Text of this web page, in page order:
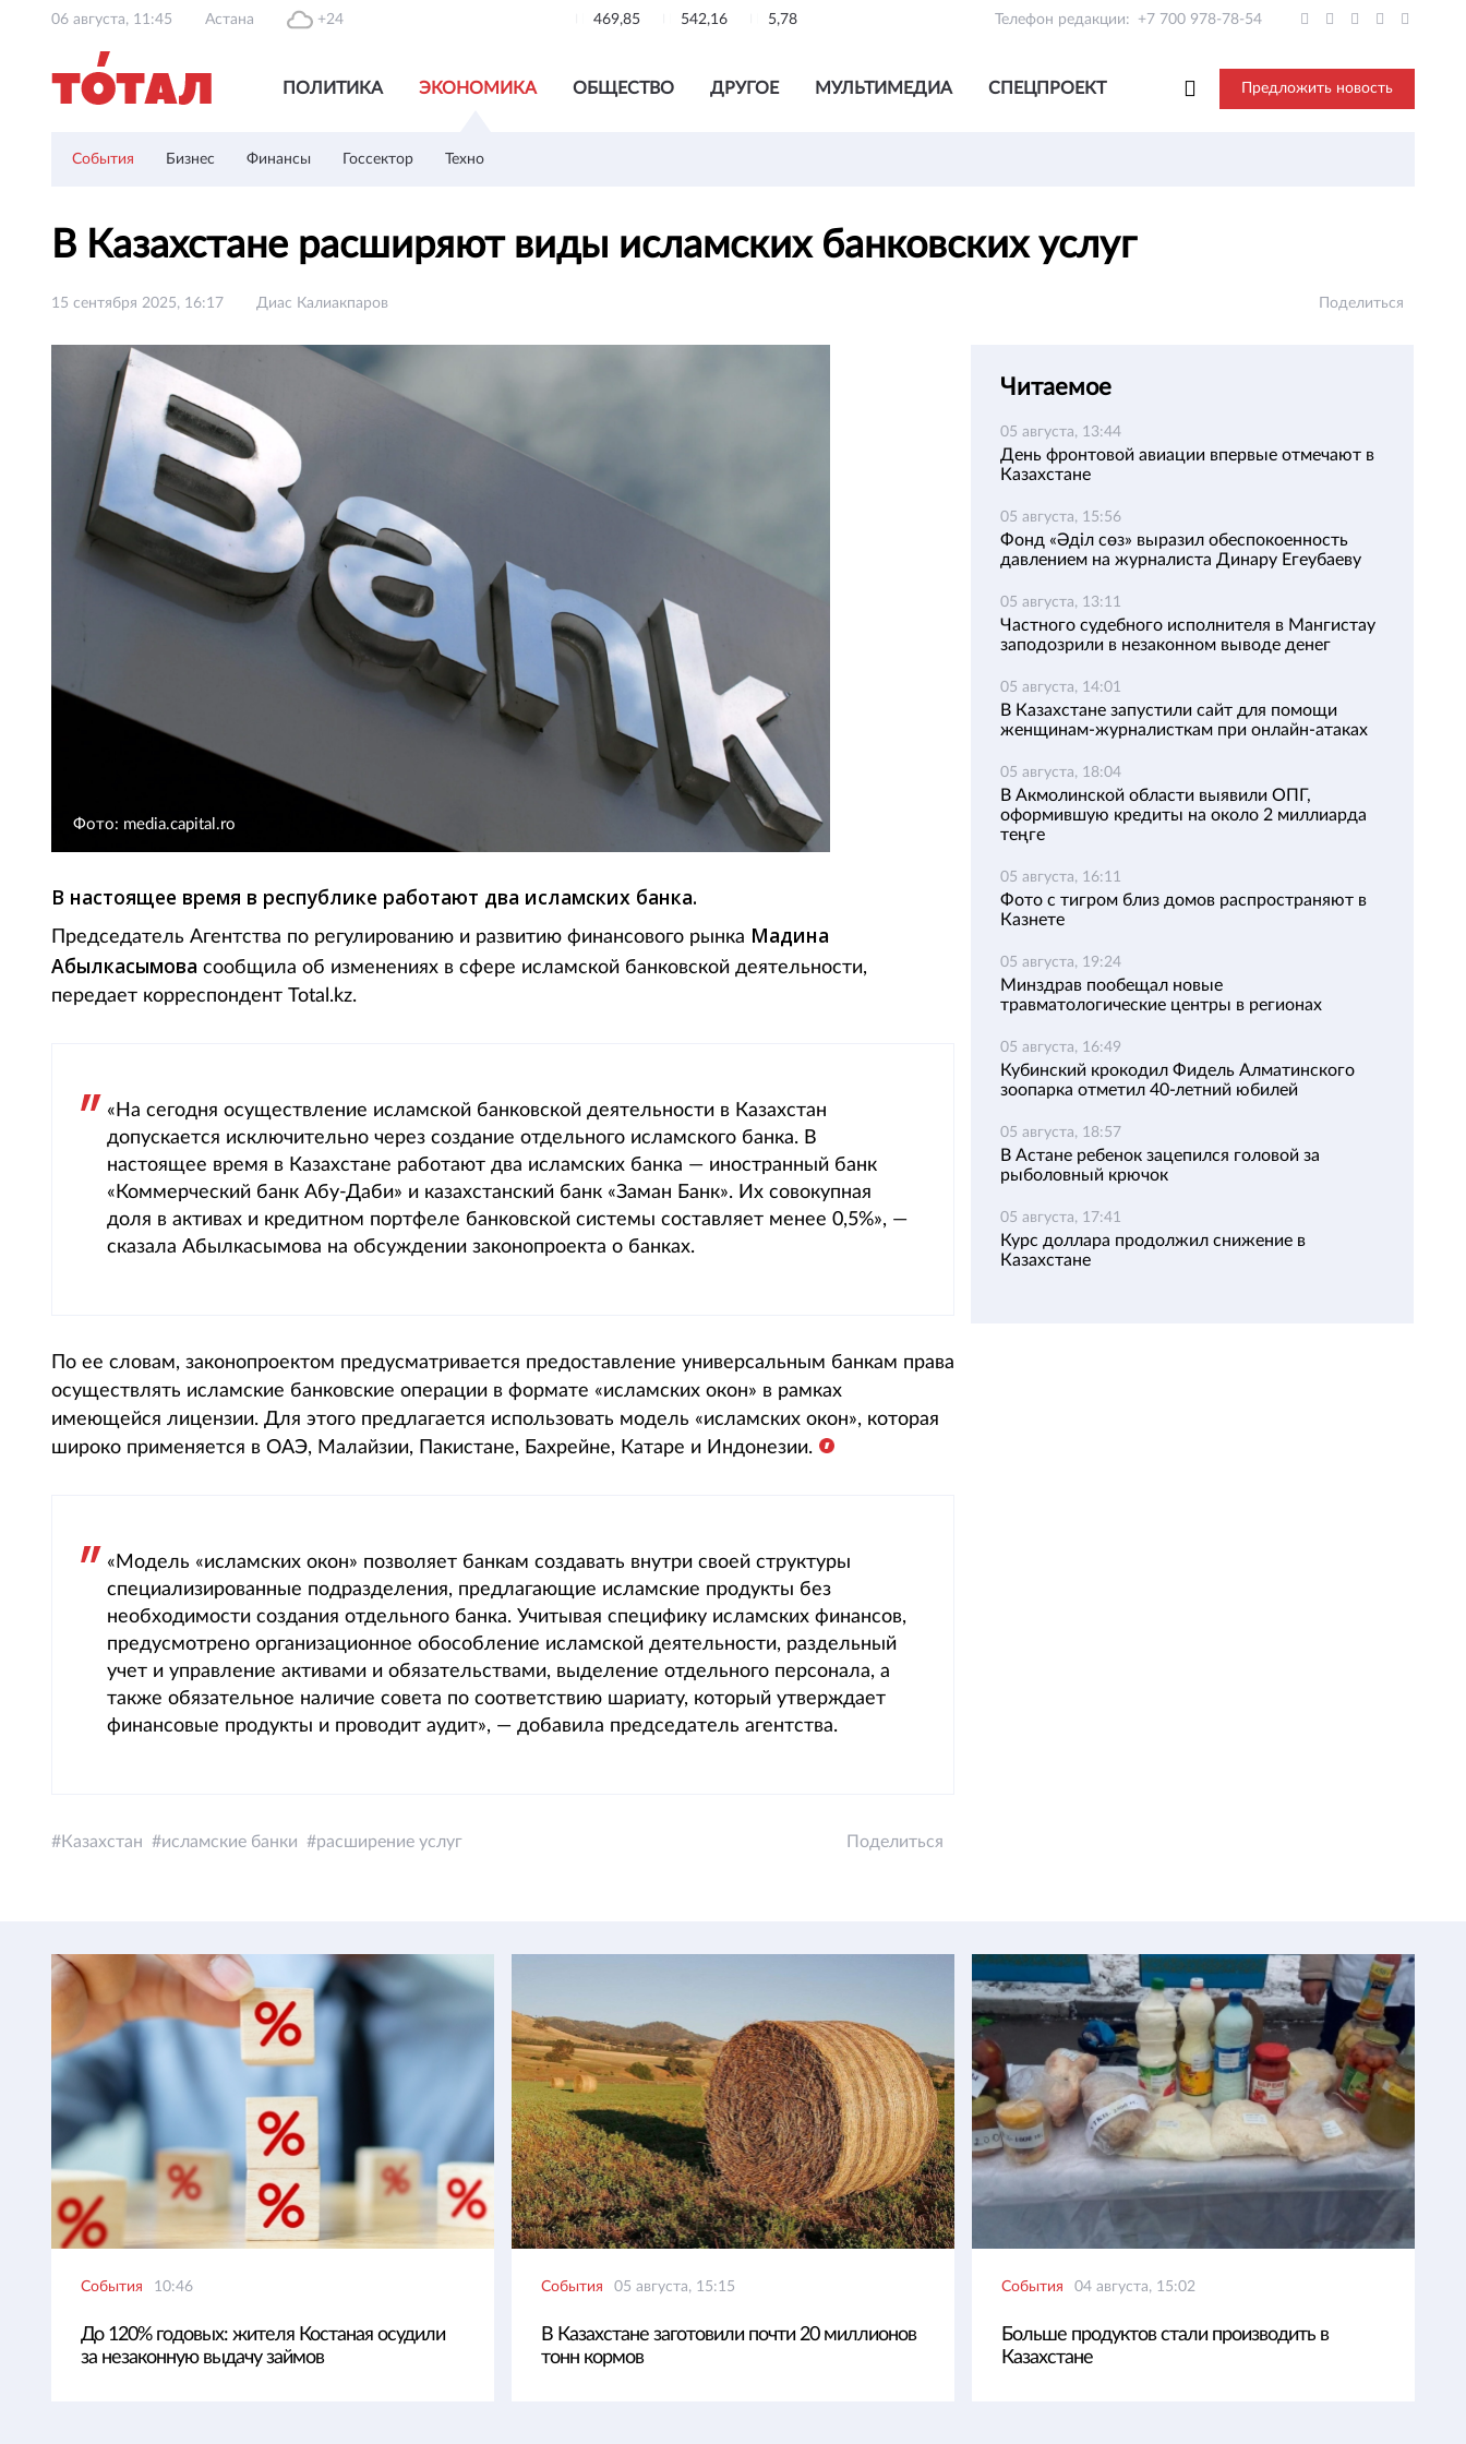
06 августа, 11:45 Астана +24 469,85 542,16 5,78 Телефон редакции: +7 700 978-78-54
ПОЛИТИКА ЭКОНОМИКА ОБЩЕСТВО ДРУГОЕ МУЛЬТИМЕДИА СПЕЦПРОЕКТ Предложить новость
События Бизнес Финансы Госсектор Техно
В Казахстане расширяют виды исламских банковских услуг
15 сентября 2025, 16:17 Диас Калиакпаров Поделиться
Фото: media.capital.ro
В настоящее время в республике работают два исламских банка.
Председатель Агентства по регулированию и развитию финансового рынка Мадина
Абылкасымова сообщила об изменениях в сфере исламской банковской деятельности,
передает корреспондент Total.kz.
«На сегодня осуществление исламской банковской деятельности в Казахстан
допускается исключительно через создание отдельного исламского банка. В
настоящее время в Казахстане работают два исламских банка — иностранный банк
«Коммерческий банк Абу-Даби» и казахстанский банк «Заман Банк». Их совокупная
доля в активах и кредитном портфеле банковской системы составляет менее 0,5%», —
сказала Абылкасымова на обсуждении законопроекта о банках.
По ее словам, законопроектом предусматривается предоставление универсальным банкам права
осуществлять исламские банковские операции в формате «исламских окон» в рамках
имеющейся лицензии. Для этого предлагается использовать модель «исламских окон», которая
широко применяется в ОАЭ, Малайзии, Пакистане, Бахрейне, Катаре и Индонезии.
«Модель «исламских окон» позволяет банкам создавать внутри своей структуры
специализированные подразделения, предлагающие исламские продукты без
необходимости создания отдельного банка. Учитывая специфику исламских финансов,
предусмотрено организационное обособление исламской деятельности, раздельный
учет и управление активами и обязательствами, выделение отдельного персонала, а
также обязательное наличие совета по соответствию шариату, который утверждает
финансовые продукты и проводит аудит», — добавила председатель агентства.
Казахстан исламские банки расширение услуг Поделиться
Читаемое
05 августа, 13:44
День фронтовой авиации впервые отмечают в
Казахстане
05 августа, 15:56
Фонд «Әділ сөз» выразил обеспокоенность
давлением на журналиста Динару Егеубаеву
05 августа, 13:11
Частного судебного исполнителя в Мангистау
заподозрили в незаконном выводе денег
05 августа, 14:01
В Казахстане запустили сайт для помощи
женщинам-журналисткам при онлайн-атаках
05 августа, 18:04
В Акмолинской области выявили ОПГ,
оформившую кредиты на около 2 миллиарда
теңге
05 августа, 16:11
Фото с тигром близ домов распространяют в
Казнете
05 августа, 19:24
Минздрав пообещал новые
травматологические центры в регионах
05 августа, 16:49
Кубинский крокодил Фидель Алматинского
зоопарка отметил 40-летний юбилей
05 августа, 18:57
В Астане ребенок зацепился головой за
рыболовный крючок
05 августа, 17:41
Курс доллара продолжил снижение в
Казахстане
События 10:46
До 120% годовых: жителя Костаная осудили
за незаконную выдачу займов
События 05 августа, 15:15
В Казахстане заготовили почти 20 миллионов
тонн кормов
События 04 августа, 15:02
Больше продуктов стали производить в
Казахстане